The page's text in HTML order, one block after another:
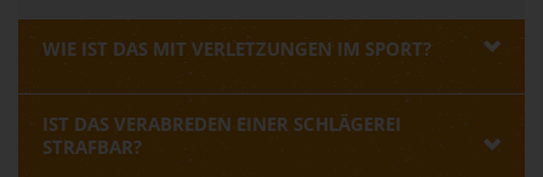
WIE IST DAS MIT VERLETZUNGEN IM SPORT?
IST DAS VERABREDEN EINER SCHLÄGEREI
STRAFBAR?